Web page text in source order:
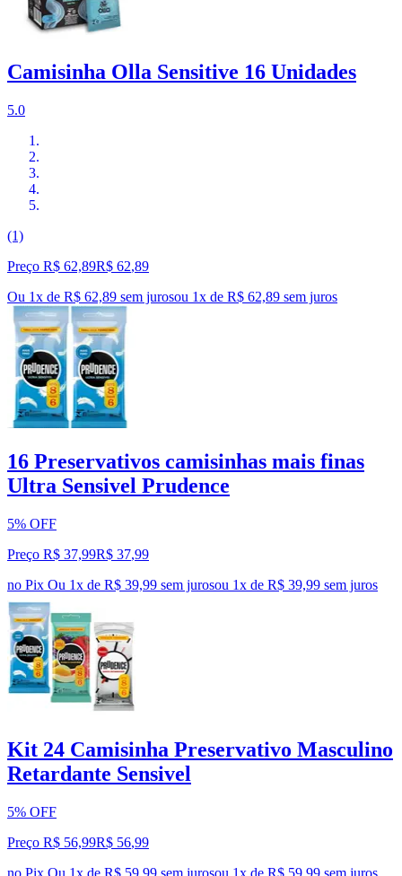
Camisinha Olla Sensitive 16 Unidades
5.0
(1)
Preço R$ 62,89R$ 62,89
Ou 1x de R$ 62,89 sem jurosou 1x de R$ 62,89 sem juros
16 Preservativos camisinhas mais finas
Ultra Sensivel Prudence
5% OFF
Preço R$ 37,99R$ 37,99
no Pix Ou 1x de R$ 39,99 sem jurosou 1x de R$ 39,99 sem juros
Kit 24 Camisinha Preservativo Masculino
Retardante Sensivel
5% OFF
Preço R$ 56,99R$ 56,99
no Pix Ou 1x de R$ 59,99 sem jurosou 1x de R$ 59,99 sem juros